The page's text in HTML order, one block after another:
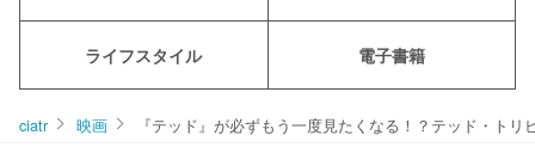
ライフスタイル 電子書籍
ciatr 映画 『テッド』が必ずもう一度見たくなる！？テッド・トリ